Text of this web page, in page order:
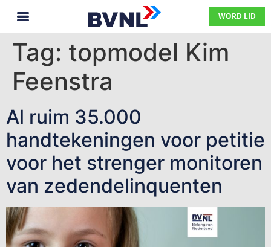
WORD LID
Tag: topmodel Kim
Feenstra
Al ruim 35.000
handtekeningen voor petitie
voor het strenger monitoren
van zedendelinquenten